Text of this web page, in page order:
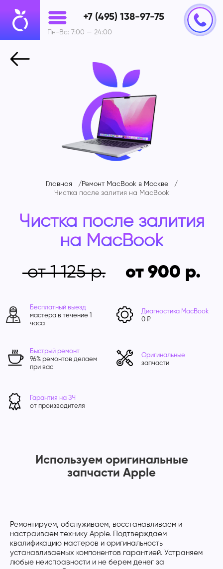
+7 (495) 138-97-75
Пн-Вс: 7:00 — 24:00
Главная
Ремонт MacBook в Москве
Чистка после залития на MacBook
Чистка после залития
на MacBook
от 1 125
от 900
Бесплатный выезд
мастера в течение 1
часа
Диагностика MacBook
0 ₽
Быстрый ремонт
96% ремонтов делаем
при вас
Оригинальные
запчасти
Гарантия на ЗЧ
от производителя
Используем оригинальные
запчасти Apple
Ремонтируем, обслуживаем, восстанавливаем и
настраиваем технику Apple. Подтверждаем
квалификацию мастеров и оригинальность
устанавливаемых компонентов гарантией. Устраняем
любые неисправности и не берем денег за